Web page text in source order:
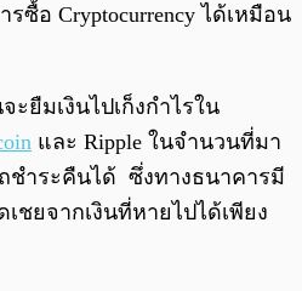
ซื้อ Cryptocurrency ได้เหมือน
ยืมเงินไปเก็งกำไรใน
และ Ripple ในจำนวนที่มา
ชำระคืนได้ ซึ่งทางธนาคารมี
ชยจากเงินที่หายไปได้เพียง